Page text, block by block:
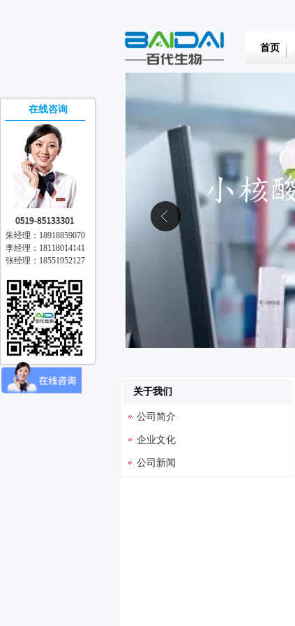
首页
关于我们
公司简介
企业文化
公司新闻
在线咨询
朱经理：18918859070
李经理：18118014141
张经理：18551952127
在线交流
离线留言